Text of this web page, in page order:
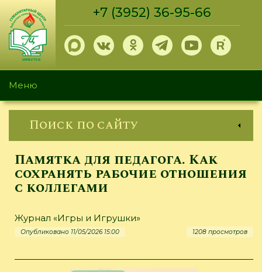
Перейти
основному
содержанию
+7 (3952) 36-95-66
Меню
Поиск по сайту
Памятка для педагога. Как
сохранять рабочие отношения
с коллегами
Журнал «Игры и Игрушки»
Опубликовано 11/05/2026 15:00 1208 просмотров